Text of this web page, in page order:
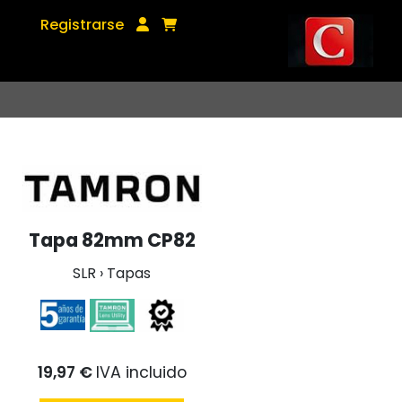
Registrarse
Tapa 82mm CP82
SLR › Tapas
19,97 € IVA incluido